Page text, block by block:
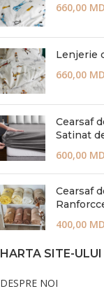
660,00
Lenjerie
660,00
Cearsaf
Satinat
600,00
Cearsaf
400,00
HARTA SITE-ULUI
DESPRE NOI